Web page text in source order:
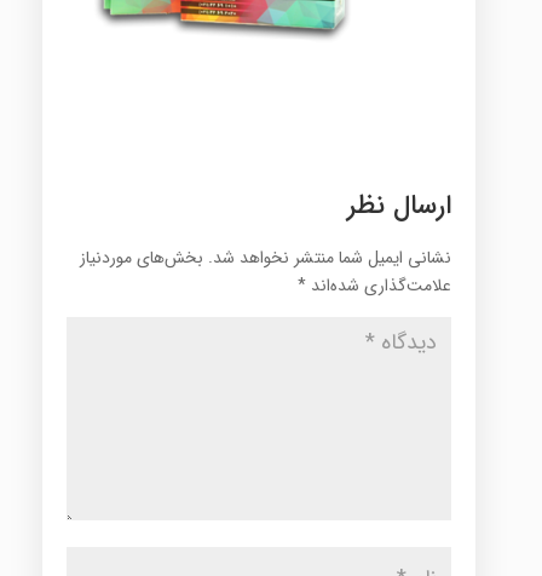
ارسال نظر
نشانی ایمیل شما منتشر نخواهد شد. بخش‌های موردنیاز
علامت‌گذاری شده‌اند *